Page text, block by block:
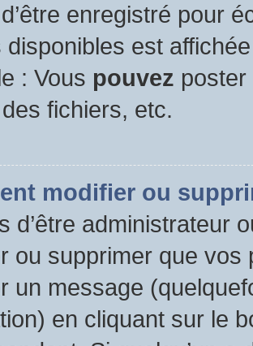
enregistré pour
disponibles est
: Vous pouvez
fichiers, etc.
modifier ou
d’être administrateur
ou supprimer que
un message
en cliquant sur le